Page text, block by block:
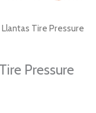
Tire Pressure
Pressure